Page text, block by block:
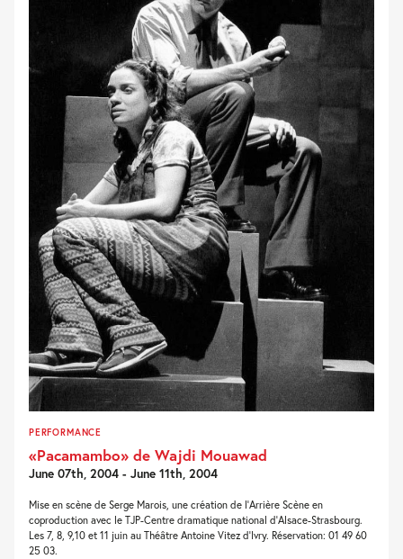
PERFORMANCE
«Pacamambo» de Wajdi Mouawad
June 07th, 2004 - June 11th, 2004
Mise en scène de Serge Marois, une création de l’Arrière Scène en
coproduction avec le TJP-Centre dramatique national d’Alsace-Strasbourg.
Les 7, 8, 9,10 et 11 juin au Théâtre Antoine Vitez d’Ivry. Réservation: 01 49 60
25 03.